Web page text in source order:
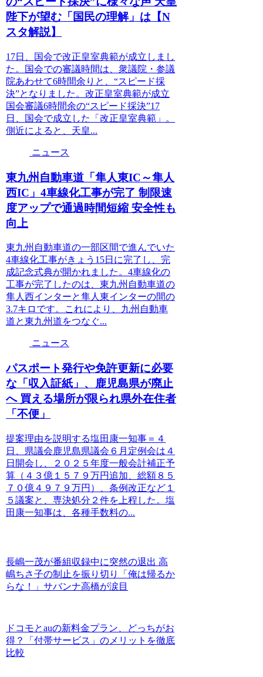
陛下が望む「国民の理解」は【N
スタ解説】
17日、国会で改正皇室典範が成立しまし
た。国会での審議時間は、衆議院・参議
院あわせて6時間余りと、“スピード採
決”となりました。改正皇室典範が成立
国会審議6時間余の“スピード採決”17
日、国会で成立した「改正皇室典範」。
側近によると、天皇...
ニュース
東九州自動車道「隼人東IC～隼人
西IC」4車線化工事が完了 制限速
度アップで通過時間短縮 安全性も
向上
東九州自動車道の一部区間で進んでいた
4車線化工事がきょう15日に完了し、完
成記念式典が開かれました。4車線化の
工事が完了したのは、東九州自動車道の
隼人西インターと隼人東インターの間の
3.7キロです。これにより、九州自動車
道と東九州道をつなぐ...
ニュース
パスポート発行や免許更新に必要
な「収入証紙」、鹿児島県が廃止
へ 買える場所が限られ県外在住者
「不便」
提案理由を説明する塩田康一知事＝４
日、県議会鹿児島県議会６月定例会は４
日開会し、２０２５年度一般会計補正予
算（４３億１５７９万円追加、総額８５
７０億４９７９万円）、条例改正など１
５議案と、専決処分２件を上程した。塩
田康一知事は、各種手数料の...
長嶋一茂が番組収録中に突然の退出 高
嶋ちさ子の制止を振り切り「俺は帰るか
らな！」サバンナ高橋が涙目
ドコモとauの新料金プラン、どっちがお
得？「付帯サービス」のメリットを徹底
比較